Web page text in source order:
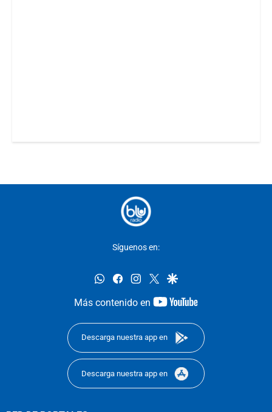
Síguenos en:
whatsappfacebookinstagram
twittergoogle
Más contenido en
youtube-
Descarga nuestra app en
Descarga nuestra app en